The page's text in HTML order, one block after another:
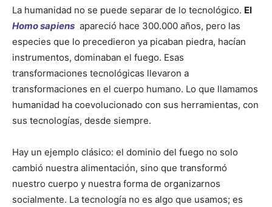
La humanidad no se puede separar de lo tecnológico. El
Homo sapiens apareció hace 300.000 años, pero las
especies que lo precedieron ya picaban piedra, hacían
instrumentos, dominaban el fuego. Esas
transformaciones tecnológicas llevaron a
transformaciones en el cuerpo humano. Lo que llamamos
humanidad ha coevolucionado con sus herramientas, con
sus tecnologías, desde siempre.
Hay un ejemplo clásico: el dominio del fuego no solo
cambió nuestra alimentación, sino que transformó
nuestro cuerpo y nuestra forma de organizarnos
socialmente. La tecnología no es algo que usamos; es